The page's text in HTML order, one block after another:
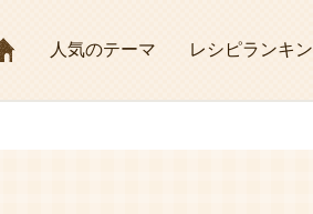
HOME人気のテーマ レシピランキ